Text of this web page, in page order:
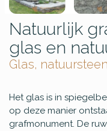
Natuurlijk
glas en
Glas,
Het glas is in
op deze manier
grafmonument. De